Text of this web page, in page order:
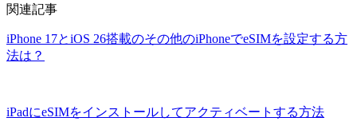
関連記事
iPhone 17とiOS 26搭載のその他のiPhoneでeSIMを設定する方
法は？
iPadにeSIMをインストールしてアクティベートする方法